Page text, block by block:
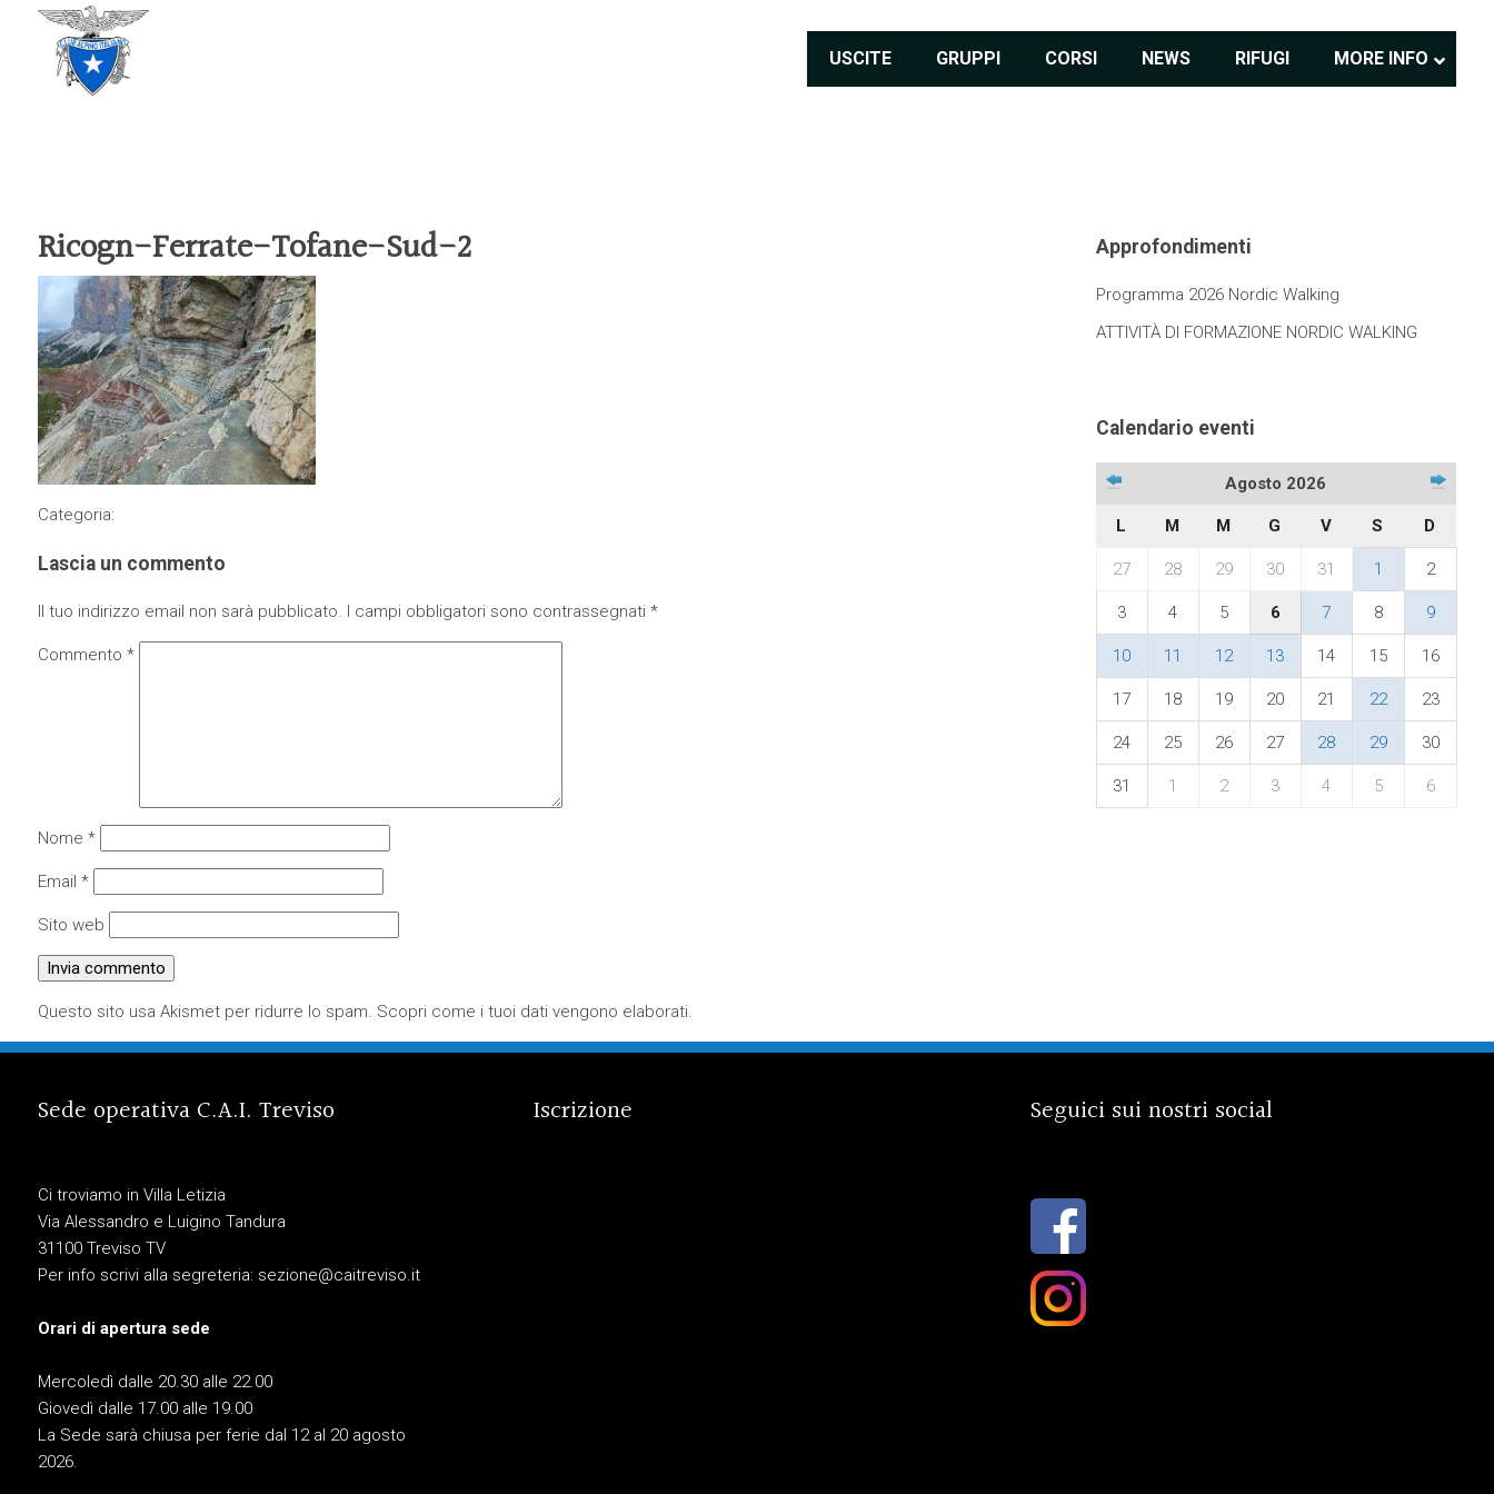
USCITE GRUPPI CORSI NEWS RIFUGI MORE INFO
Ricogn-Ferrate-Tofane-Sud-2
Categoria:
Lascia un commento
Il tuo indirizzo email non sarà pubblicato. I campi obbligatori sono contrassegnati *
Commento *
Nome *
Email *
Sito web
Questo sito usa Akismet per ridurre lo spam. Scopri come i tuoi dati vengono elaborati.
Approfondimenti
Programma 2026 Nordic Walking
ATTIVITÀ DI FORMAZIONE NORDIC WALKING
Calendario eventi
Agosto 2026
L M M G V S D
27 28 29 30 31 1 2
3 4 5 6 7 8 9
10 11 12 13 14 15 16
17 18 19 20 21 22 23
24 25 26 27 28 29 30
31 1 2 3 4 5 6
Sede operativa C.A.I. Treviso
Ci troviamo in Villa Letizia
Via Alessandro e Luigino Tandura
31100 Treviso TV
Per info scrivi alla segreteria: sezione@caitreviso.it
Orari di apertura sede
Mercoledì dalle 20.30 alle 22.00
Giovedì dalle 17.00 alle 19.00
La Sede sarà chiusa per ferie dal 12 al 20 agosto
2026.
Iscrizione Seguici sui nostri social